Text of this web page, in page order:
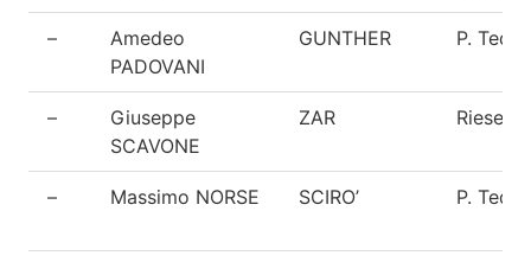
–
Amedeo
PADOVANI
GUNTHER P.
–
Giuseppe
SCAVONE
ZAR
– Massimo NORSE SCIRO’ P.